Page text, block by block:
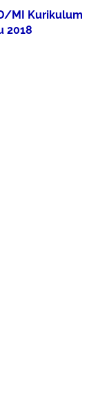
MI Kurikulum
2018